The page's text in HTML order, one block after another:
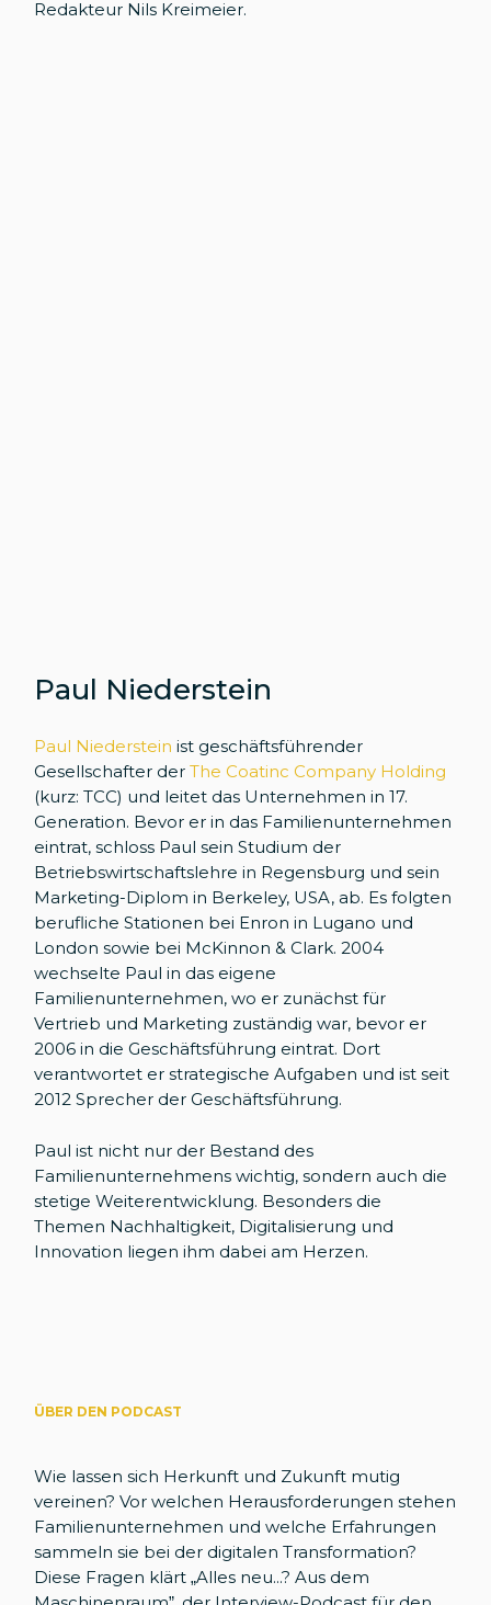
Redakteur Nils Kreimeier.
Paul Niederstein
Paul Niederstein ist geschäftsführender
Gesellschafter derThe Coatinc Company Holding
(kurz: TCC) und leitet das Unternehmen in 17.
Generation. Bevor er in das Familienunternehmen
eintrat, schloss Paul sein Studium der
Betriebswirtschaftslehre in Regensburg und sein
Marketing-Diplom in Berkeley, USA, ab. Es folgten
berufliche Stationen bei Enron in Lugano und
London sowie bei McKinnon & Clark. 2004
wechselte Paul in das eigene
Familienunternehmen, wo er zunächst für
Vertrieb und Marketing zuständig war, bevor er
2006 in die Geschäftsführung eintrat. Dort
verantwortet er strategische Aufgaben und ist seit
2012 Sprecher der Geschäftsführung.
Paul ist nicht nur der Bestand des
Familienunternehmens wichtig, sondern auch die
stetige Weiterentwicklung. Besonders die
Themen Nachhaltigkeit, Digitalisierung und
Innovation liegen ihm dabei am Herzen.
ÜBER DEN PODCAST
Wie lassen sich Herkunft und Zukunft mutig
vereinen? Vor welchen Herausforderungen stehen
Familienunternehmen und welche Erfahrungen
sammeln sie bei der digitalen Transformation?
Diese Fragen klärt „Alles neu...? Aus dem